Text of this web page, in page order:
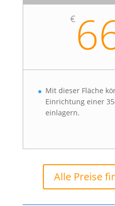
€
Mit dieser Fläche
Einrichtung einer
einlagern.
Alle Preise